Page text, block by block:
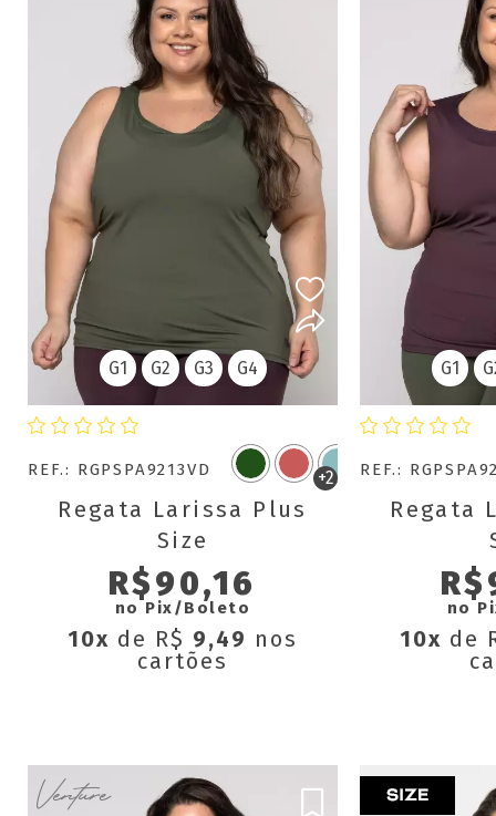
REF.: RGPSPA9213VD +2
Regata Larissa Plus
Size
R$90,16
no Pix/Boleto
10x de R$ 9,49 nos
cartões
G1 G2 G3 G4
REF.:
Regata
no
10x de
G1